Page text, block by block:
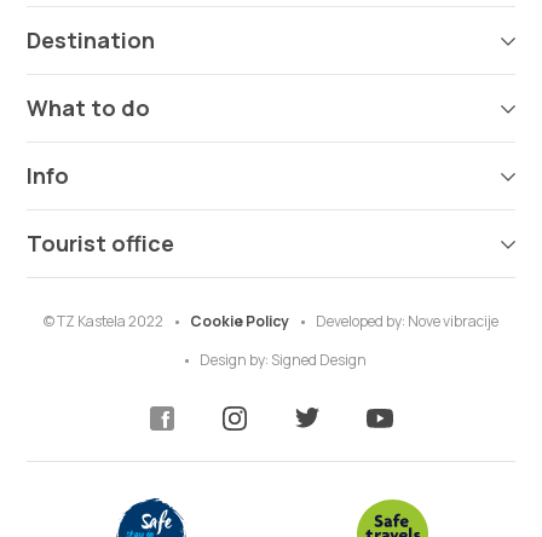
Destination
What to do
Info
Tourist office
© TZ Kastela 2022 Cookie Policy Developed by: Nove vibracije
Design by: Signed Design